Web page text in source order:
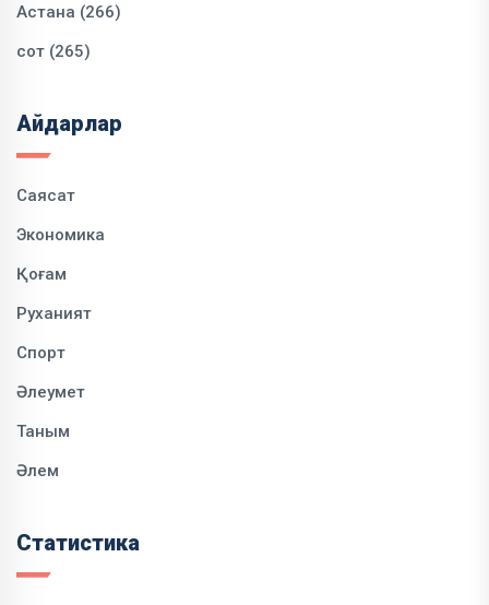
Астана (266)
сот (265)
Айдарлар
Саясат
Экономика
Қоғам
Руханият
Спорт
Әлеумет
Таным
Әлем
Статистика